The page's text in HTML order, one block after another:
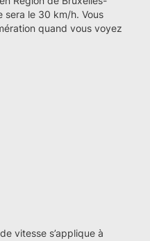
sera le 30 km/h. Vous
quand vous voyez
vitesse s’applique à